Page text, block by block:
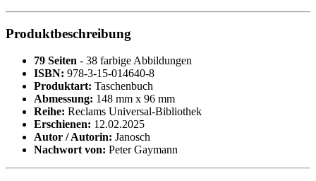
Produktbeschreibung
79 Seiten - 38 farbige Abbildungen
ISBN: 978-3-15-014640-8
Produktart: Taschenbuch
Abmessung: 148 mm x 96 mm
Reihe: Reclams Universal-Bibliothek
Erschienen: 12.02.2025
Autor / Autorin: Janosch
Nachwort von: Peter Gaymann